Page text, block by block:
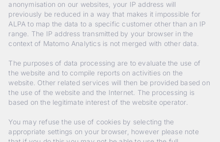
anonymisation on our websites, your IP address will
previously be reduced in a way that makes it impossible for
ALPA to map the data to a specific customer other than an IP
range. The IP address transmitted by your browser in the
context of Matomo Analytics is not merged with other data.
The purposes of data processing are to evaluate the use of
the website and to compile reports on activities on the
website. Other related services will then be provided based on
the use of the website and the Internet. The processing is
based on the legitimate interest of the website operator.
You may refuse the use of cookies by selecting the
appropriate settings on your browser, however please note